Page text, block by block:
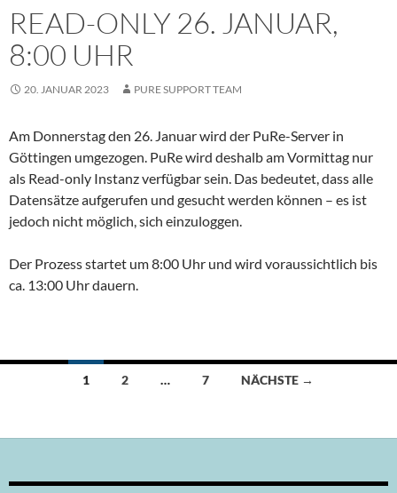
READ-ONLY 26. JANUAR,
8:00 UHR
20. JANUAR 2023 PURE SUPPORT TEAM
Am Donnerstag den 26. Januar wird der PuRe-Server in
Göttingen umgezogen. PuRe wird deshalb am Vormittag nur
als Read-only Instanz verfügbar sein. Das bedeutet, dass alle
Datensätze aufgerufen und gesucht werden können – es ist
jedoch nicht möglich, sich einzuloggen.
Der Prozess startet um 8:00 Uhr und wird voraussichtlich bis
ca. 13:00 Uhr dauern.
Beitragsnavigation
1 2 … 7 NÄCHSTE →